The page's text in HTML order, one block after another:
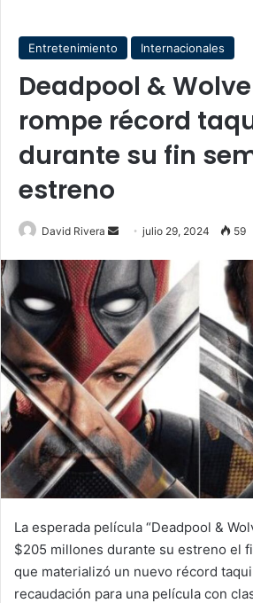
Entretenimiento Internacionales
Deadpool &
rompe récord
durante su fin
estreno
David Rivera
Send
email
julio 29, 2024 59
La esperada película “Deadpool &
$205 millones durante su estreno el
que materializó un nuevo récord
recaudación para una película con